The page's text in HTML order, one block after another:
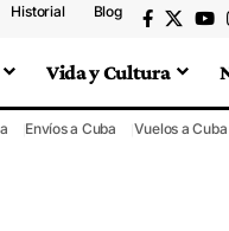
Historial Blog
Vida y Cultura
Envíos a Cuba Vuelos a Cuba